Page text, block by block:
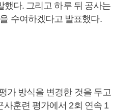
했다. 그리고 하루 뒤 공사는
수여하겠다고 발표했다.
가 방식을 변경한 것을 두고
훈련 평가에서 2회 연속 1